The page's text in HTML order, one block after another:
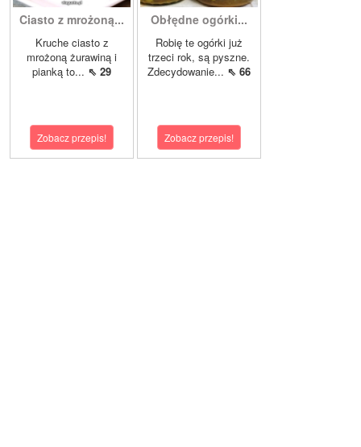
Ciasto z mrożoną...
Kruche ciasto z
mrożoną żurawiną i
pianką to... ⇖ 29
Zobacz przepis!
Obłędne ogórki...
Robię te ogórki już
trzeci rok, są pyszne.
Zdecydowanie... ⇖ 66
Zobacz przepis!